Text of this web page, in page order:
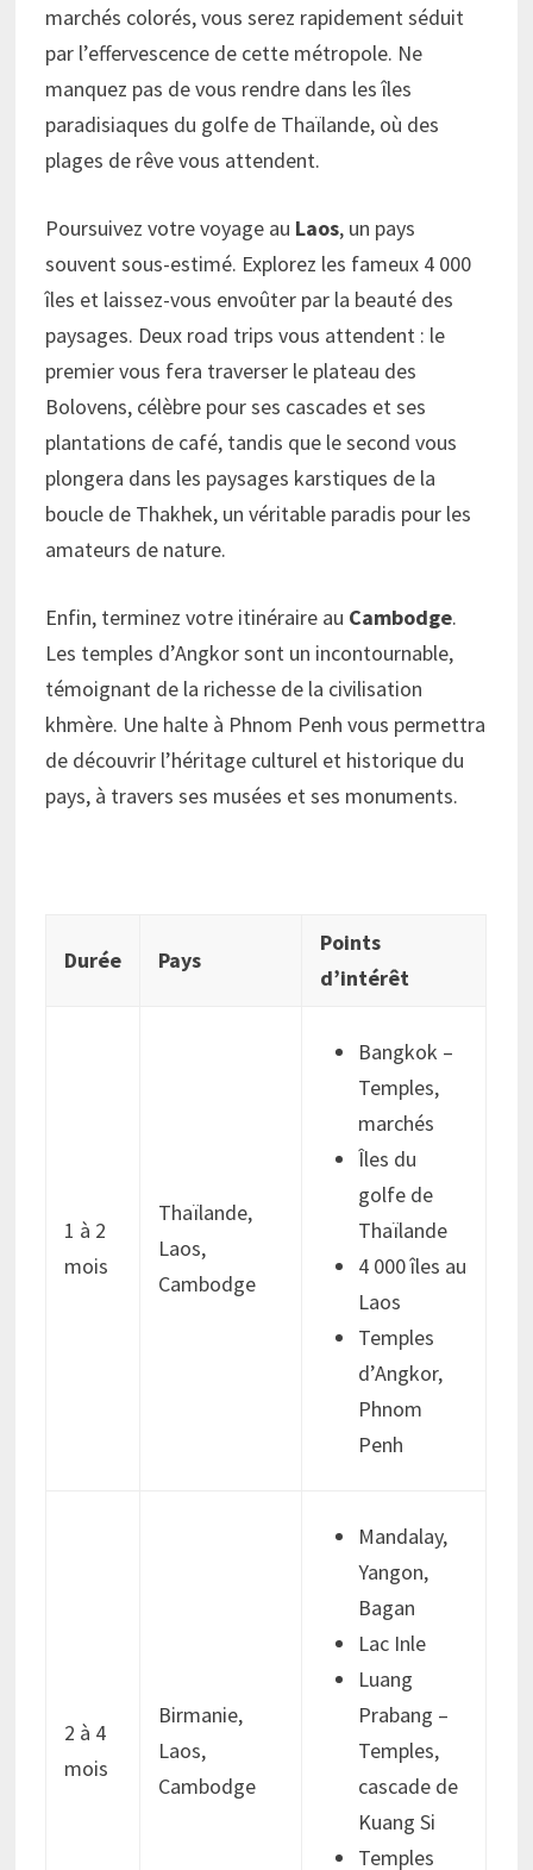
marchés colorés, vous serez rapidement séduit
par l’effervescence de cette métropole. Ne
manquez pas de vous rendre dans les îles
paradisiaques du golfe de Thaïlande, où des
plages de rêve vous attendent.
Poursuivez votre voyage au Laos, un pays
souvent sous-estimé. Explorez les fameux 4 000
îles et laissez-vous envoûter par la beauté des
paysages. Deux road trips vous attendent : le
premier vous fera traverser le plateau des
Bolovens, célèbre pour ses cascades et ses
plantations de café, tandis que le second vous
plongera dans les paysages karstiques de la
boucle de Thakhek, un véritable paradis pour les
amateurs de nature.
Enfin, terminez votre itinéraire au Cambodge.
Les temples d’Angkor sont un incontournable,
témoignant de la richesse de la civilisation
khmère. Une halte à Phnom Penh vous permettra
de découvrir l’héritage culturel et historique du
pays, à travers ses musées et ses monuments.
Durée Pays
Points
d’intérêt
1 à 2
mois
Thaïlande,
Laos,
Cambodge
Bangkok –
Temples,
marchés
Îles du
golfe de
Thaïlande
4 000 îles au
Laos
Temples
d’Angkor,
Phnom
Penh
2 à 4
mois
Birmanie,
Laos,
Cambodge
Mandalay,
Yangon,
Bagan
Lac Inle
Luang
Prabang –
Temples,
cascade de
Kuang Si
Temples